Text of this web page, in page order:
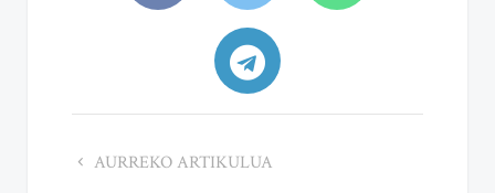
AURREKO ARTIKULUA